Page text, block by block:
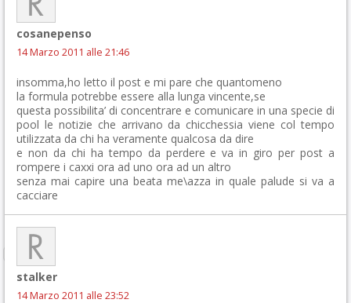
cosanepenso
14 Marzo 2011 alle 21:46
insomma,ho letto il post e mi pare che quantomeno
la formula potrebbe essere alla lunga vincente,se
questa possibilita’ di concentrare e comunicare in una specie di
pool le notizie che arrivano da chicchessia viene col tempo
utilizzata da chi ha veramente qualcosa da dire
e non da chi ha tempo da perdere e va in giro per post a
rompere i caxxi ora ad uno ora ad un altro
senza mai capire una beata me\azza in quale palude si va a
cacciare
stalker
14 Marzo 2011 alle 23:52